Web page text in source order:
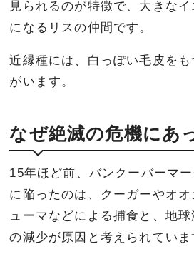
見られるのが特徴で、大きな
になるリスの仲間です。
近縁種には、白っぽい毛皮を
がいます。
なぜ絶滅の危機にあ
15年ほど前、バンクーバーマ
に陥ったのは、クーガーやオ
ューマなどによる捕食と、地
の減少が原因と考えられていま